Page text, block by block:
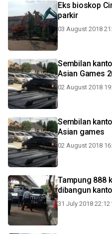
Eks bioskop
parkir
03 August 2018
Sembilan
Asian Games
02 August 2018
Sembilan
Asian games
02 August 2018
Tampung 888
dibangun
31 July 2018 22:12